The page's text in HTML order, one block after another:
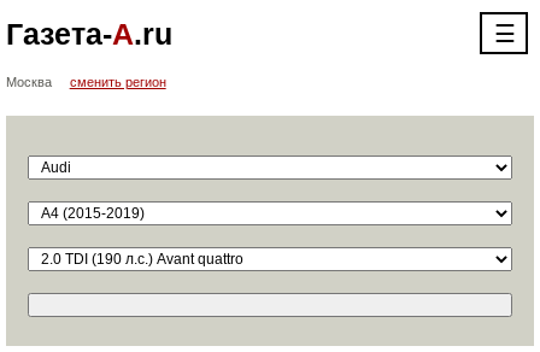
Газета-А.ru ☰
Москва сменить регион